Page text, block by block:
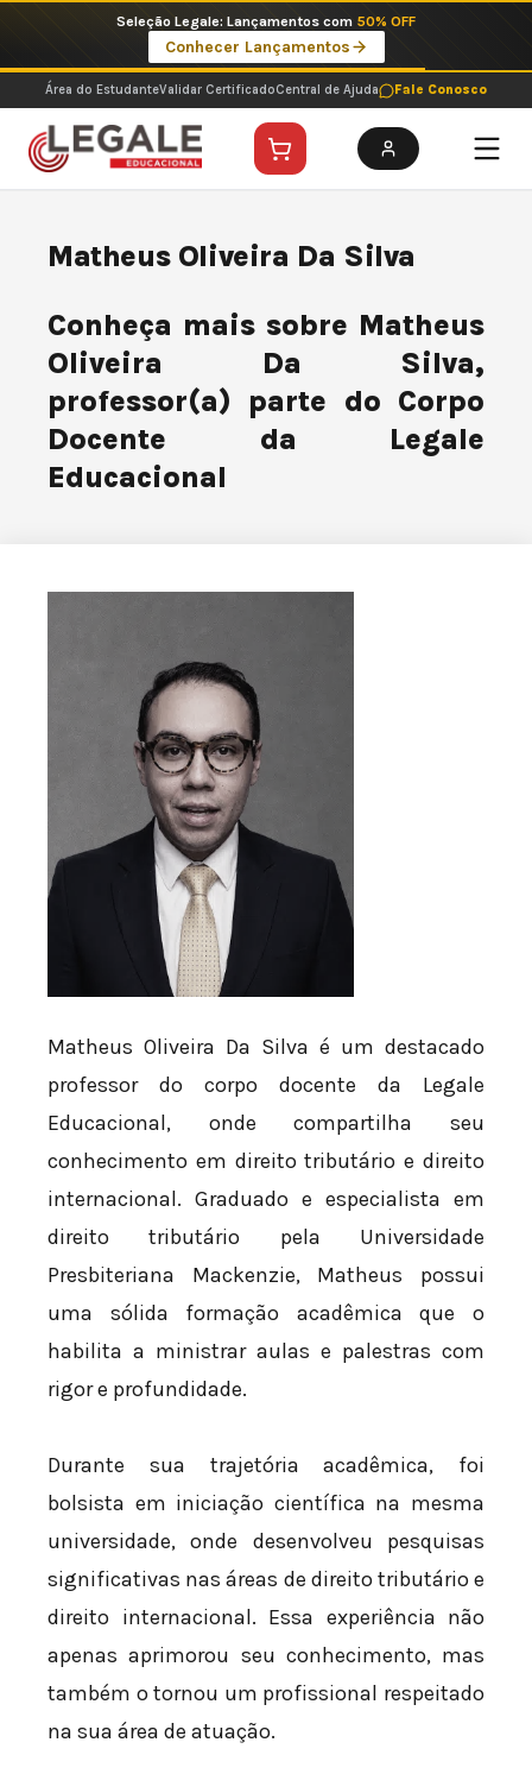
o
conteúdo
Seleção Legale: Lançamentos com 50% OFF
Conhecer Lançamentos
Área do EstudanteValidar CertificadoCentral de Ajuda Fale Conosco
Matheus Oliveira Da Silva
Conheça mais sobre Matheus
Oliveira Da Silva,
professor(a) parte do Corpo
Docente da Legale
Educacional
Matheus Oliveira Da Silva é um destacado
professor do corpo docente da Legale
Educacional, onde compartilha seu
conhecimento em direito tributário e direito
internacional. Graduado e especialista em
direito tributário pela Universidade
Presbiteriana Mackenzie, Matheus possui
uma sólida formação acadêmica que o
habilita a ministrar aulas e palestras com
rigor e profundidade.
Durante sua trajetória acadêmica, foi
bolsista em iniciação científica na mesma
universidade, onde desenvolveu pesquisas
significativas nas áreas de direito tributário e
direito internacional. Essa experiência não
apenas aprimorou seu conhecimento, mas
também o tornou um profissional respeitado
na sua área de atuação.